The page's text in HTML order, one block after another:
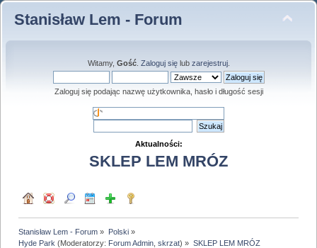
Stanisław Lem - Forum
Witamy, Gość. Zaloguj sięlub zarejestruj.
Zaloguj się podając nazwę użytkownika, hasło i długość sesji
Aktualności:
SKLEP LEM MRÓZ
Stanisław Lem - Forum » Polski»
Hyde Park (Moderatorzy: Forum Admin ,skrzat) » SKLEP LEM MRÓZ